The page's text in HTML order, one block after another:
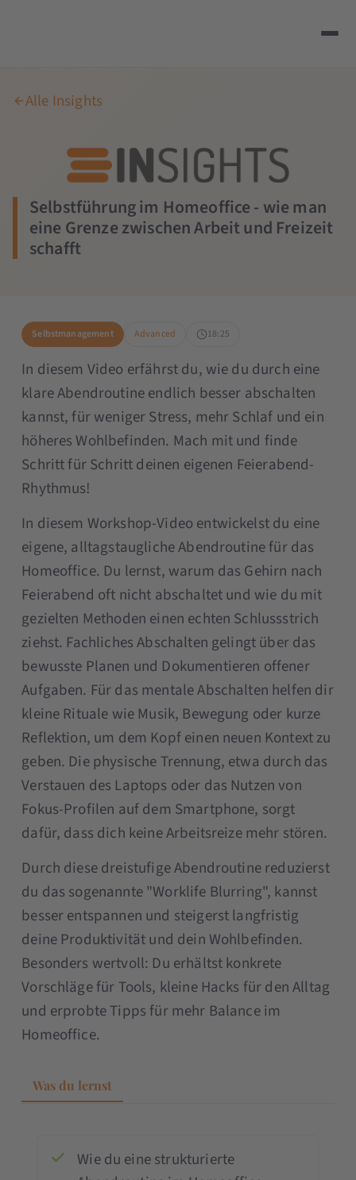
Alle Insights
Selbstführung im Homeoffice - wie man
eine Grenze zwischen Arbeit und Freizeit
schafft
Selbstmanagement Advanced 18:25
In diesem Video erfährst du, wie du durch eine
klare Abendroutine endlich besser abschalten
kannst, für weniger Stress, mehr Schlaf und ein
höheres Wohlbefinden. Mach mit und finde
Schritt für Schritt deinen eigenen Feierabend-
Rhythmus!
In diesem Workshop-Video entwickelst du eine
eigene, alltagstaugliche Abendroutine für das
Homeoffice. Du lernst, warum das Gehirn nach
Feierabend oft nicht abschaltet und wie du mit
gezielten Methoden einen echten Schlussstrich
ziehst. Fachliches Abschalten gelingt über das
bewusste Planen und Dokumentieren offener
Aufgaben. Für das mentale Abschalten helfen dir
kleine Rituale wie Musik, Bewegung oder kurze
Reflektion, um dem Kopf einen neuen Kontext zu
geben. Die physische Trennung, etwa durch das
Verstauen des Laptops oder das Nutzen von
Fokus-Profilen auf dem Smartphone, sorgt
dafür, dass dich keine Arbeitsreize mehr stören.
Durch diese dreistufige Abendroutine reduzierst
du das sogenannte "Worklife Blurring", kannst
besser entspannen und steigerst langfristig
deine Produktivität und dein Wohlbefinden.
Besonders wertvoll: Du erhältst konkrete
Vorschläge für Tools, kleine Hacks für den Alltag
und erprobte Tipps für mehr Balance im
Homeoffice.
Was du lernst
Wie du eine strukturierte